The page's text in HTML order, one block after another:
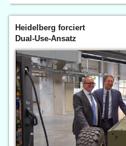
Heidelberg forciert
Dual-Use-Ansatz